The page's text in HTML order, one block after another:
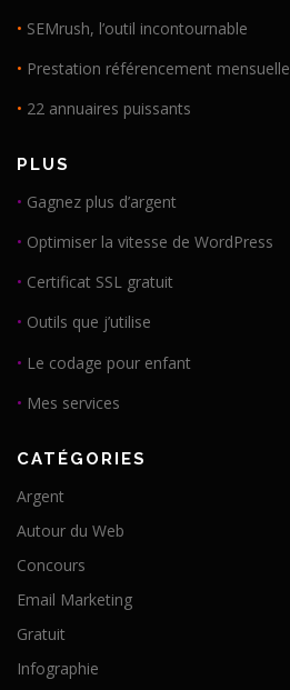
• SEMrush, l’outil incontournable
• Prestation référencement mensuelle
• 22 annuaires puissants
PLUS
• Gagnez plus d’argent
• Optimiser la vitesse de WordPress
• Certificat SSL gratuit
• Outils que j’utilise
• Le codage pour enfant
• Mes services
CATÉGORIES
Argent
Autour du Web
Concours
Email Marketing
Gratuit
Infographie